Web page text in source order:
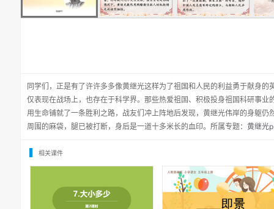
同学们，正是有了许许多多像黄继光这样为了祖国和人民的利益勇于献身
仅表现在战场上，也存在于科学界。那些热爱祖国、积极投身祖国科研事
用生命铺就了一条胜利之路，战友们冲上阵地后发现，黄继光伟岸的身躯
周围的麻袋，腿已被打断，身后是一道十多米长的血印。所属专题： 黄继光
相关课件